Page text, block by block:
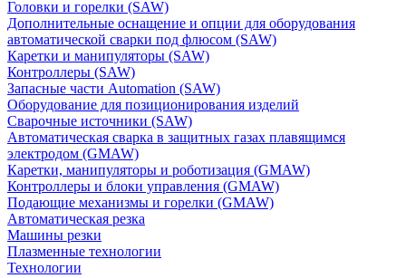
Головки и горелки (SAW)
Дополнительные оснащение и опции для оборудования
автоматической сварки под флюсом (SAW)
Каретки и манипуляторы (SAW)
Контроллеры (SAW)
Запасные части Automation (SAW)
Оборудование для позиционирования изделий
Сварочные источники (SAW)
Автоматическая сварка в защитных газах плавящимся
электродом (GMAW)
Каретки, манипуляторы и роботизация (GMAW)
Контроллеры и блоки управления (GMAW)
Подающие механизмы и горелки (GMAW)
Автоматическая резка
Машины резки
Плазменные технологии
Технологии